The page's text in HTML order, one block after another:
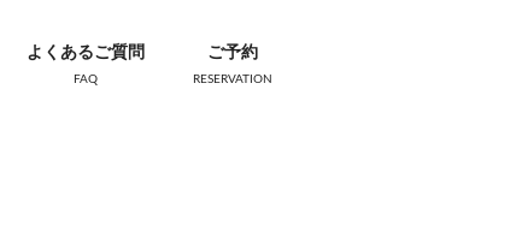
よくあるご質問
FAQ
ご予約
RESERVATION